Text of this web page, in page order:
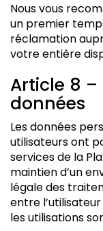
Nous vous
un premier
réclamation
votre entière
Article 8
données
Les données
utilisateurs ont
services de la
maintien d’un
légale des
entre
les utilisations